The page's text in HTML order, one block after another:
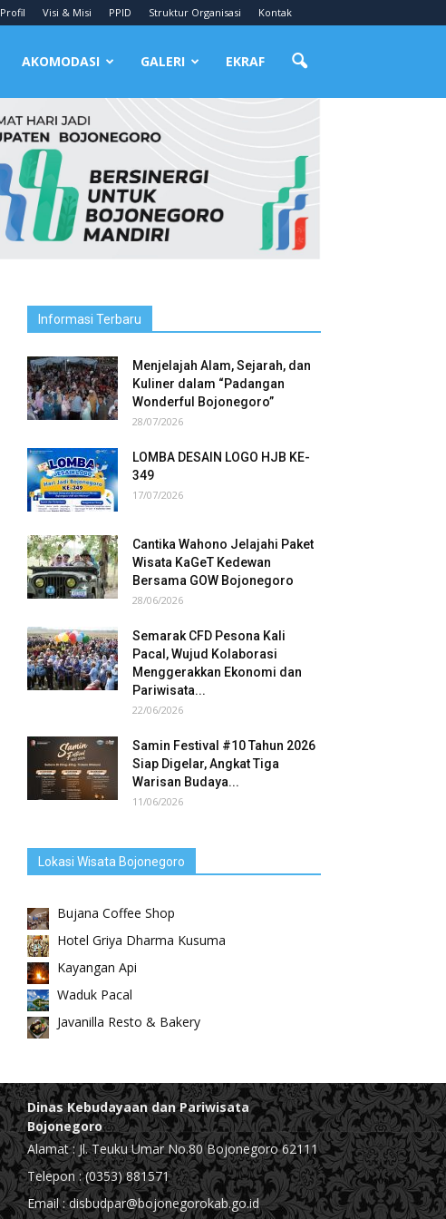
Profil Visi & Misi PPID Struktur Organisasi Kontak
AKOMODASI GALERI EKRAF
Informasi Terbaru
Menjelajah Alam, Sejarah, dan
Kuliner dalam “Padangan
Wonderful Bojonegoro”
28/07/2026
LOMBA DESAIN LOGO HJB KE-
349
17/07/2026
Cantika Wahono Jelajahi Paket
Wisata KaGeT Kedewan
Bersama GOW Bojonegoro
28/06/2026
Semarak CFD Pesona Kali
Pacal, Wujud Kolaborasi
Menggerakkan Ekonomi dan
Pariwisata...
22/06/2026
Samin Festival #10 Tahun 2026
Siap Digelar, Angkat Tiga
Warisan Budaya...
11/06/2026
Lokasi Wisata Bojonegoro
Bujana Coffee Shop
Hotel Griya Dharma Kusuma
Kayangan Api
Waduk Pacal
Javanilla Resto & Bakery
Dinas Kebudayaan dan Pariwisata
Bojonegoro
Alamat : Jl. Teuku Umar No.80 Bojonegoro 62111
Telepon : (0353) 881571
Email : disbudpar@bojonegorokab.go.id